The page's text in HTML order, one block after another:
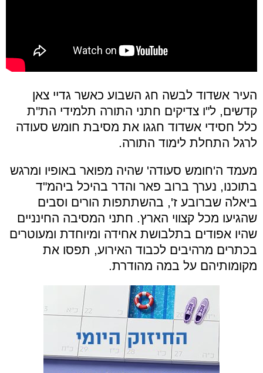
העיר אשדוד לבשה חג השבוע כאשר גדיי צאן
קדשים, ל"ו צדיקים חתני התורה תלמידי הת"ת
כלל חסידי אשדוד חגגו את מסיבת חומש סעודה
לרגל התחלת לימוד התורה.
מעמד ה'חומש סעודה' שהיה מפואר באופיו ומרגש
בתוכנו, נערך ברוב פאר והדר בהיכל ביהמ"ד
ביאלה שברובע ז', בהשתתפות הורים וסבים
שהגיעו מכל קצווי הארץ. חתני המסיבה החינניים
שהיו אפודים בתלבושת אחידה ומיוחדת ומעוטרים
בכתרים מרהיבים לכבוד האירוע, תפסו את
מקומותיהם על במה מהודרת.